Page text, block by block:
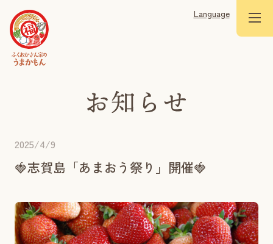
Language
2025/4/9
🍓志賀島「あまおう祭り」開催🍓